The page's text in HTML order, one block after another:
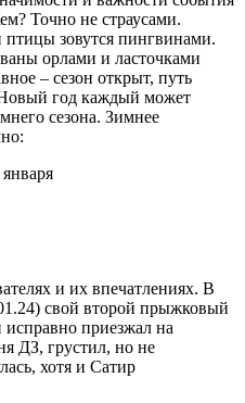
Точно не страусами.
зовутся пингвинами.
орлами и ласточками
– сезон открыт, путь
год каждый может
сезона. Зимнее
и их впечатлениях. В
свой второй прыжковый
приезжал на
ДЗ, грустил, но не
хотя и Сатир